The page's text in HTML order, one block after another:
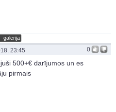
galerija
0
23:45
500+€ darījumos un es
pirmais